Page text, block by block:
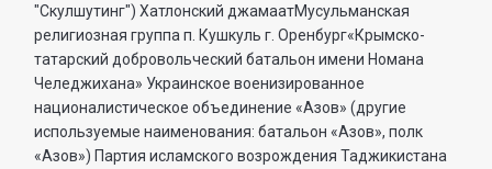
"Скулшутинг") Хатлонский джамаатМусульманская
религиозная группа п. Кушкуль г. Оренбург«Крымско-
татарский добровольческий батальон имени Номана
Челеджихана» Украинское военизированное
националистическое объединение «Азов» (другие
используемые наименования: батальон «Азов», полк
«Азов») Партия исламского возрождения Таджикистана